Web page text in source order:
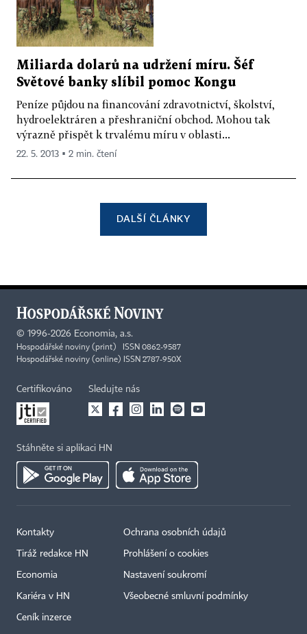
Miliarda dolarů na udržení míru. Šéf
Světové banky slíbil pomoc Kongu
Peníze půjdou na financování zdravotnictví, školství,
hydroelektráren a přeshraniční obchod. Mohou tak
výrazně přispět k trvalému míru v oblasti...
22. 5. 2013 ▪ 2 min. čtení
DALŠÍ ČLÁNKY
© 1996-2026 Economia, a.s.
Hospodářské noviny (print) ISSN 0862-9587
Hospodářské noviny (online) ISSN 2787-950X
Certifikováno Sledujte nás
Stáhněte si aplikaci HN
Kontakty
Tiráž redakce HN
Economia
Kariéra v HN
Ceník inzerce
Ochrana osobních údajů
Prohlášení o cookies
Nastavení soukromí
Všeobecné smluvní podmínky